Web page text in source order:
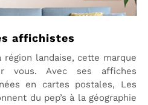
affichistes
région landaise, cette marque
vous. Avec ses affiches
en cartes postales, Les
du pep’s à la géographie